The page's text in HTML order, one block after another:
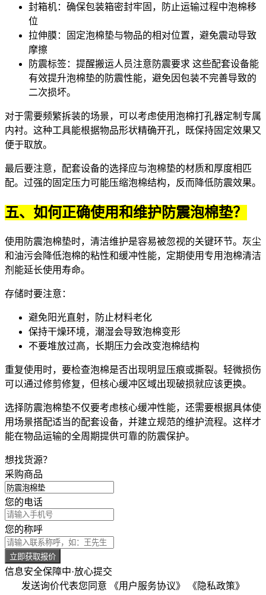
封箱机：确保包装箱密封牢固，防止运输过程中泡棉移
位
拉伸膜：固定泡棉垫与物品的相对位置，避免震动导致
摩擦
防震标签：提醒搬运人员注意防震要求 这些配套设备能
有效提升泡棉垫的防震性能，避免因包装不完善导致的
二次损坏。
对于需要频繁拆装的场景，可以考虑使用泡棉打孔器定制专属
内衬。这种工具能根据物品形状精确开孔，既保持固定效果又
便于取放。
最后要注意，配套设备的选择应与泡棉垫的材质和厚度相匹
配。过强的固定压力可能压缩泡棉结构，反而降低防震效果。
五、如何正确使用和维护防震泡棉垫？
使用防震泡棉垫时，清洁维护是容易被忽视的关键环节。灰尘
和油污会降低泡棉的粘性和缓冲性能，定期使用专用泡棉清洁
剂 能延长使用寿命。
存储时要注意：
避免阳光直射，防止材料老化
保持干燥环境，潮湿会导致泡棉变形
不要堆放过高，长期压力会改变泡棉结构
重复使用时，要检查泡棉是否出现明显压痕或撕裂。轻微损伤
可以通过修剪修复，但核心缓冲区域出现破损就应该更换。
选择防震泡棉垫不仅要考虑核心缓冲性能，还需要根据具体使
用场景搭配适当的配套设备，并建立规范的维护流程。这样才
能在物品运输的全周期提供可靠的防震保护。
想找货源？
采购商品
您的电话
您的称呼
立即获取报价
信息安全保障中·放心提交
发送询价代表您同意 《用户服务协议》 《隐私政策》